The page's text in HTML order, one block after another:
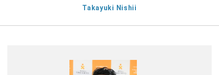
Takayuki Nishii